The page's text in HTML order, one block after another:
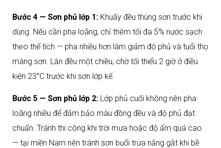
Bước 4 — Sơn phủ lớp 1: Khuấy đều thùng sơn trước khi
dùng. Nếu cần pha loãng, chỉ thêm tối đa 5% nước sạch
theo thể tích — pha nhiều hơn làm giảm độ phủ và tuổi thọ
màng sơn. Lăn đều một chiều, chờ tối thiểu 2 giờ ở điều
kiện 23°C trước khi sơn lớp kế.
Bước 5 — Sơn phủ lớp 2: Lớp phủ cuối không nên pha
loãng nhiều để đảm bảo màu đồng đều và độ phủ đạt
chuẩn. Tránh thi công khi trời mưa hoặc độ ẩm quá cao
— tại miền Nam nên tránh sơn buổi trưa nắng gắt khi bề